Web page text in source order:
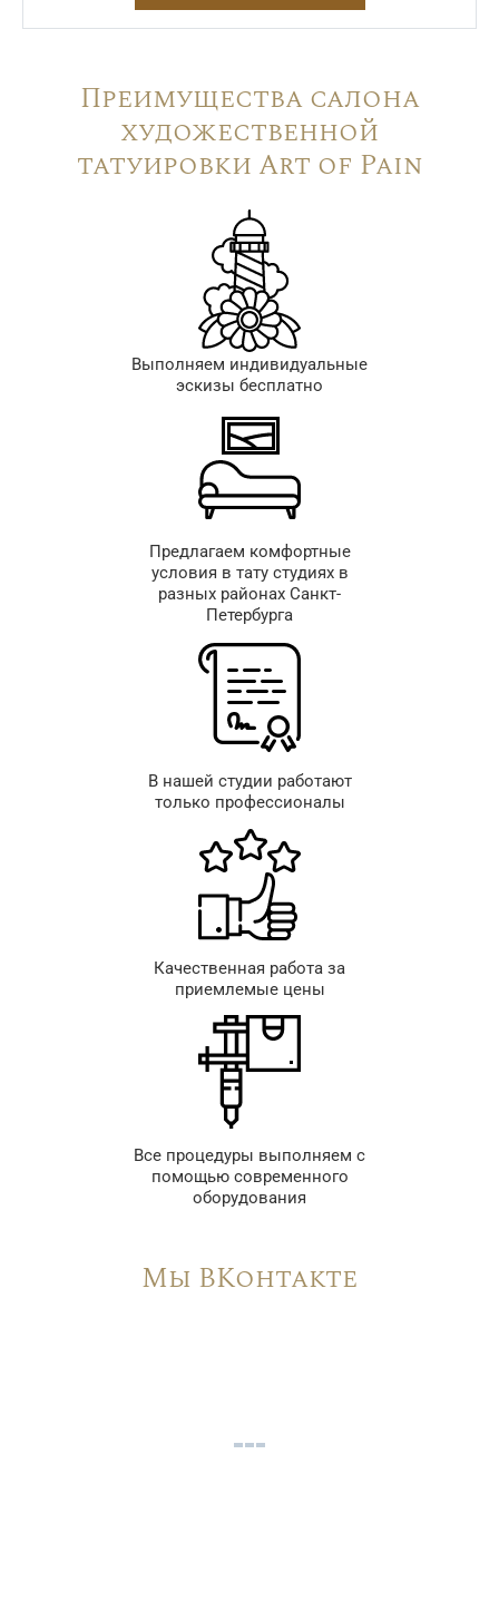
Преимущества салона
художественной
татуировки Art of Pain
Выполняем индивидуальные
эскизы бесплатно
Предлагаем комфортные
условия в тату студиях в
разных районах Санкт-
Петербурга
В нашей студии работают
только профессионалы
Качественная работа за
приемлемые цены
Все процедуры выполняем с
помощью современного
оборудования
Мы ВКонтакте